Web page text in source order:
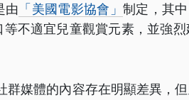
由 「美國電影協會」制定，其
不適宜兒童觀賞元素，並強
群媒體的內容存在明顯差異，